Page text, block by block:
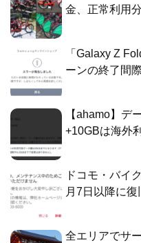
金、正常利用
「Galaxy Z
ーンの終了間
【ahamo】デ
+10GBは海外
ドコモ・バイ
月7日以降に復
全エリアでサ